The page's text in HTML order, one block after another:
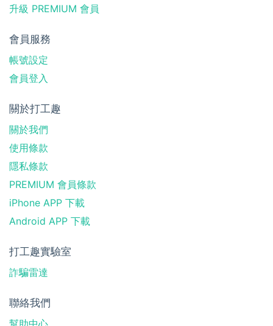
升級 PREMIUM 會員
會員服務
帳號設定
會員登入
關於打工趣
關於我們
使用條款
隱私條款
PREMIUM 會員條款
iPhone APP 下載
Android APP 下載
打工趣實驗室
詐騙雷達
聯絡我們
幫助中心